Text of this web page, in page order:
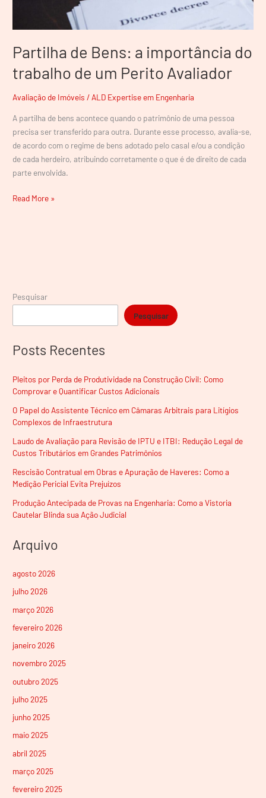
Partilha de Bens: a importância do
trabalho de um Perito Avaliador
Avaliação de Imóveis / ALD Expertise em Engenharia
A partilha de bens acontece quando o patrimônio de uma pessoa
precisa ser transferido para outra. Durante esse processo, avalia-se,
de acordo com o regime de bens adotado pelo casal e/ou a condição
de cada herdeiro, atribuindo corretamente o que é de direito de cada
parte envolvida.
Perito
Avaliador
Read More »
Pesquisar
Pesquisar
Posts Recentes
Pleitos por Perda de Produtividade na Construção Civil: Como
Comprovar e Quantificar Custos Adicionais
O Papel do Assistente Técnico em Câmaras Arbitrais para Litígios
Complexos de Infraestrutura
Laudo de Avaliação para Revisão de IPTU e ITBI: Redução Legal de
Custos Tributários em Grandes Patrimônios
Rescisão Contratual em Obras e Apuração de Haveres: Como a
Medição Pericial Evita Prejuízos
Produção Antecipada de Provas na Engenharia: Como a Vistoria
Cautelar Blinda sua Ação Judicial
Arquivo
agosto 2026
julho 2026
março 2026
fevereiro 2026
janeiro 2026
novembro 2025
outubro 2025
julho 2025
junho 2025
maio 2025
abril 2025
março 2025
fevereiro 2025